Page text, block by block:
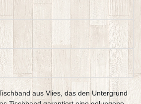
aus Vlies, das den Untergrund